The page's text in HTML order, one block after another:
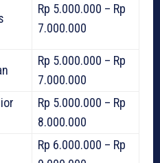
Rp 5.000.000 – Rp
7.000.000
Rp 5.000.000 – Rp
7.000.000
Rp 5.000.000 – Rp
8.000.000
Rp 6.000.000 – Rp